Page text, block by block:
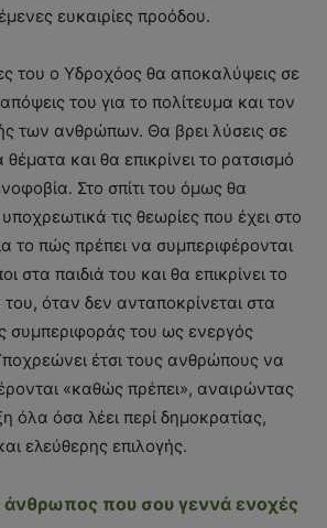
ευκαιρίες προόδου.
του ο Υδροχόος θα αποκαλύψεις σε
του για το πολίτευμα και τον
των ανθρώπων. Θα βρει λύσεις σε
θέματα και θα επικρίνει το ρατσισμό
Στο σπίτι του όμως θα
υποχρεωτικά τις θεωρίες που έχει στο
το πώς πρέπει να συμπεριφέρονται
στα παιδιά του και θα επικρίνει το
όταν δεν ανταποκρίνεται στα
συμπεριφοράς του ως ενεργός
έτσι τους ανθρώπους να
«καθώς πρέπει», αναιρώντας
όλα όσα λέει περί δημοκρατίας,
ελεύθερης επιλογής.
που σου γεννά ενοχές